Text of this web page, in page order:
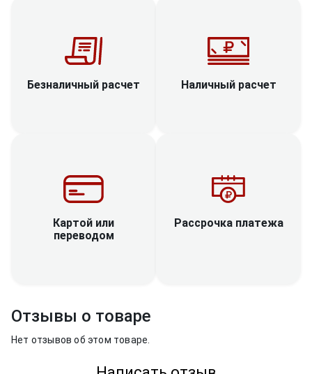
Безналичный расчет Наличный расчет
Картой или
переводом
Рассрочка платежа
Отзывы о товаре
Нет отзывов об этом товаре.